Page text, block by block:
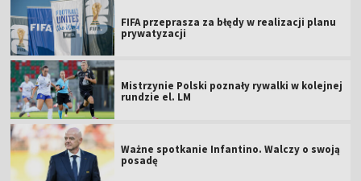
FIFA przeprasza za błędy w realizacji planu
prywatyzacji
Mistrzynie Polski poznały rywalki w kolejnej
rundzie el. LM
Ważne spotkanie Infantino. Walczy o swoją
posadę